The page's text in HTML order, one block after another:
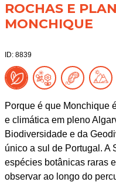
ROCHAS E
MONCHIQUE
ID: 8839
Porque é que Monchique
e climática em pleno
Biodiversidade e da
único a sul de Portugal. A
espécies botânicas raras
observar ao longo do